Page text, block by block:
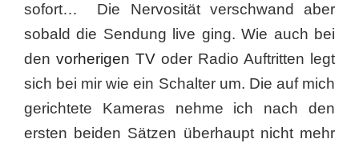
sofort… Die Nervosität verschwand aber
sobald die Sendung live ging. Wie auch bei
den vorherigen TV oder Radio Auftritten legt
sich bei mir wie ein Schalter um. Die auf mich
gerichtete Kameras nehme ich nach den
ersten beiden Sätzen überhaupt nicht mehr